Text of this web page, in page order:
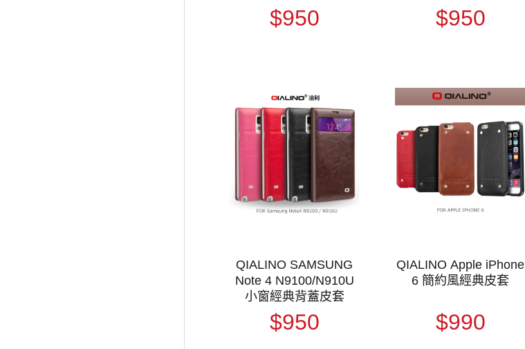
$950 $950
QIALINO SAMSUNG
Note 4 N9100/N910U
小窗經典背蓋皮套
$950
QIALINO Apple iPhone
6 簡約風經典皮套
$990